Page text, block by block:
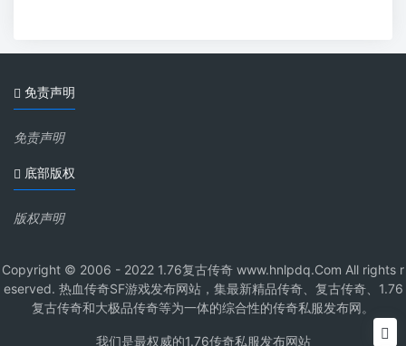
免责声明
免责声明
底部版权
版权声明
Copyright © 2006 - 2022 1.76复古传奇 www.hnlpdq.Com All rights r
eserved. 热血传奇SF游戏发布网站，集最新精品传奇、复古传奇、1.76
复古传奇和大极品传奇等为一体的综合性的传奇私服发布网。
我们是最权威的1.76传奇私服发布网站